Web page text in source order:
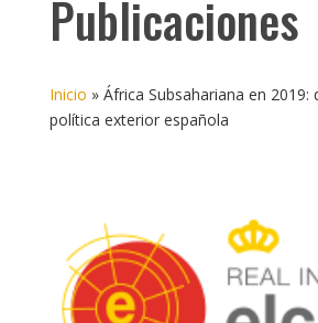
Publicaciones
Inicio » África Subsahariana en 2019:
política exterior española